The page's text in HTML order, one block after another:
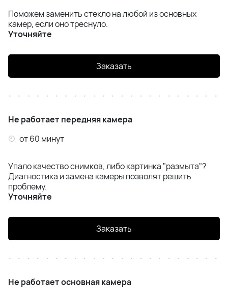
Поможем заменить стекло на любой из основных
камер, если оно треснуло.
Уточняйте
Заказать
Не работает передняя камера
от 60 минут
Упало качество снимков, либо картинка "размыта"?
Диагностика и замена камеры позволят решить
проблему.
Уточняйте
Заказать
Не работает основная камера